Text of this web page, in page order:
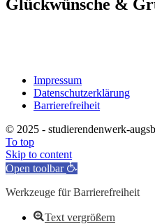
Glückwünsche &
Impressum
Datenschutzerklärung
Barrierefreiheit
© 2025 - studierendenwerk-
To top
Skip to content
Open toolbar
Werkzeuge für Barrierefreiheit
Text vergrößern